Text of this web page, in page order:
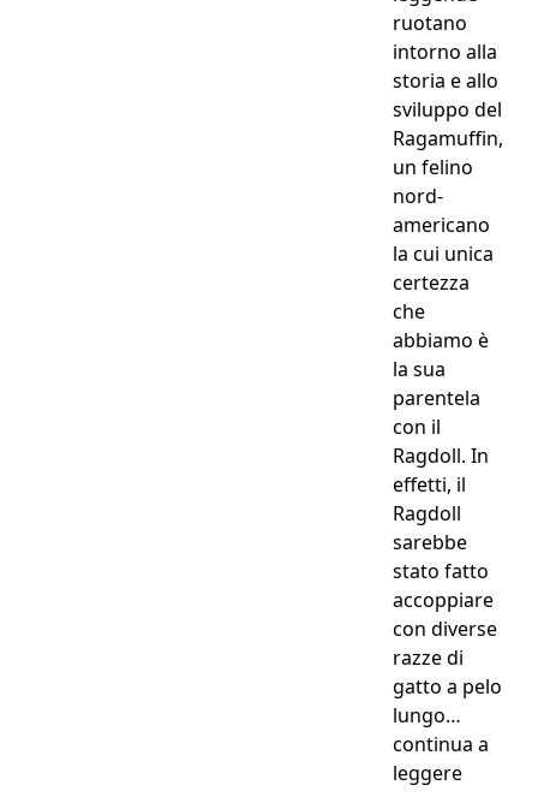
ruotano
intorno alla
storia e allo
sviluppo del
Ragamuffin,
un felino
nord-
americano
la cui unica
certezza
che
abbiamo è
la sua
parentela
con il
Ragdoll. In
effetti, il
Ragdoll
sarebbe
stato fatto
accoppiare
con diverse
razze di
gatto a pelo
lungo…
continua a
leggere“Il